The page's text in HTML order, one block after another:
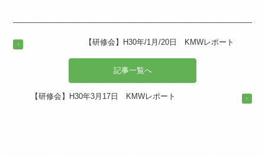
【研修会】H30年/1月/20日 KMWレポート
記事一覧へ
【研修会】H30年3月17日 KMWレポート